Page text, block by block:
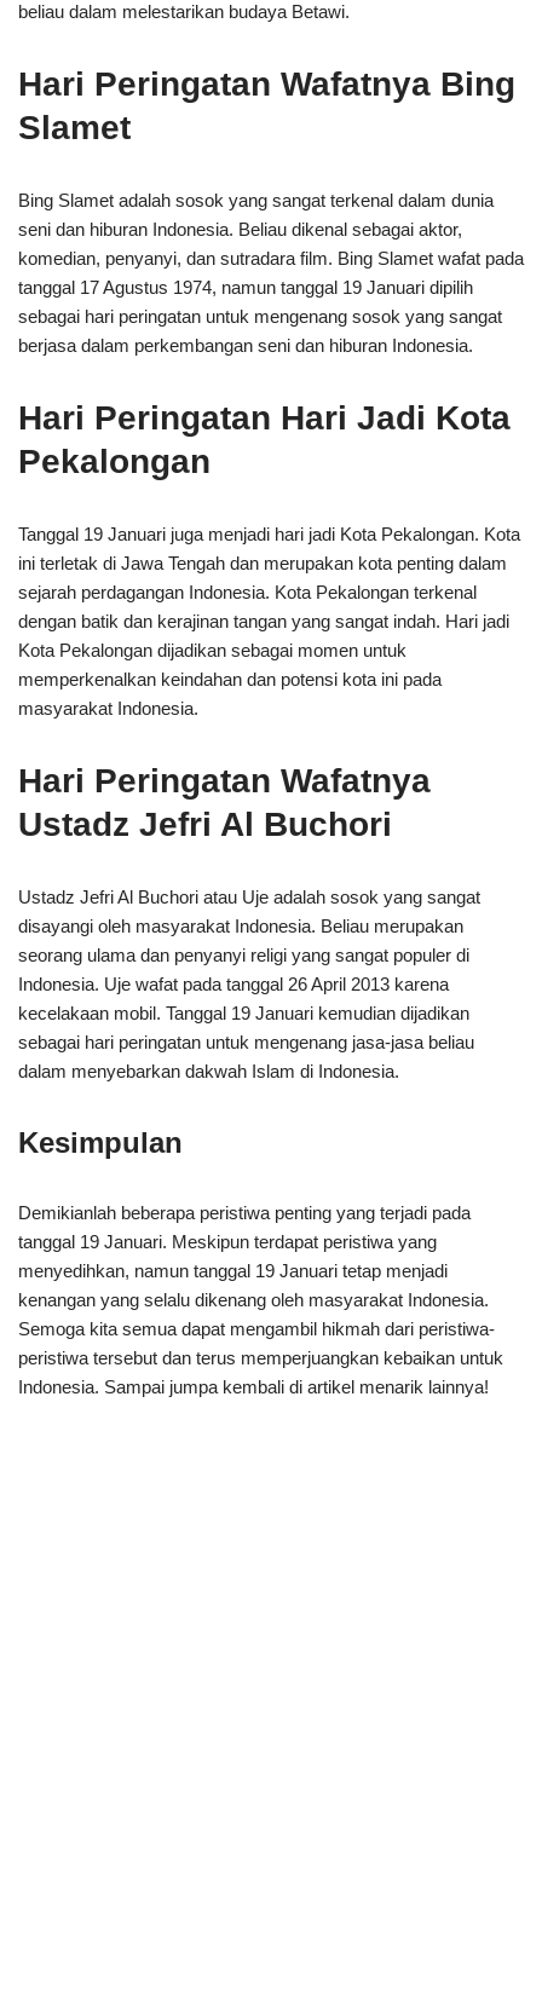
beliau dalam melestarikan budaya Betawi.
Hari Peringatan Wafatnya Bing
Slamet
Bing Slamet adalah sosok yang sangat terkenal dalam dunia
seni dan hiburan Indonesia. Beliau dikenal sebagai aktor,
komedian, penyanyi, dan sutradara film. Bing Slamet wafat pada
tanggal 17 Agustus 1974, namun tanggal 19 Januari dipilih
sebagai hari peringatan untuk mengenang sosok yang sangat
berjasa dalam perkembangan seni dan hiburan Indonesia.
Hari Peringatan Hari Jadi Kota
Pekalongan
Tanggal 19 Januari juga menjadi hari jadi Kota Pekalongan. Kota
ini terletak di Jawa Tengah dan merupakan kota penting dalam
sejarah perdagangan Indonesia. Kota Pekalongan terkenal
dengan batik dan kerajinan tangan yang sangat indah. Hari jadi
Kota Pekalongan dijadikan sebagai momen untuk
memperkenalkan keindahan dan potensi kota ini pada
masyarakat Indonesia.
Hari Peringatan Wafatnya
Ustadz Jefri Al Buchori
Ustadz Jefri Al Buchori atau Uje adalah sosok yang sangat
disayangi oleh masyarakat Indonesia. Beliau merupakan
seorang ulama dan penyanyi religi yang sangat populer di
Indonesia. Uje wafat pada tanggal 26 April 2013 karena
kecelakaan mobil. Tanggal 19 Januari kemudian dijadikan
sebagai hari peringatan untuk mengenang jasa-jasa beliau
dalam menyebarkan dakwah Islam di Indonesia.
Kesimpulan
Demikianlah beberapa peristiwa penting yang terjadi pada
tanggal 19 Januari. Meskipun terdapat peristiwa yang
menyedihkan, namun tanggal 19 Januari tetap menjadi
kenangan yang selalu dikenang oleh masyarakat Indonesia.
Semoga kita semua dapat mengambil hikmah dari peristiwa-
peristiwa tersebut dan terus memperjuangkan kebaikan untuk
Indonesia. Sampai jumpa kembali di artikel menarik lainnya!